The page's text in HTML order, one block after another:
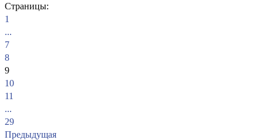
Страницы:
1
...
7
8
9
10
11
...
29
Предыдущая